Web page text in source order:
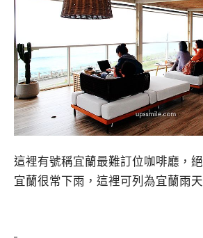
這裡有號稱宜蘭最難訂位咖啡廳，
宜蘭很常下雨，這裡可列為宜蘭雨